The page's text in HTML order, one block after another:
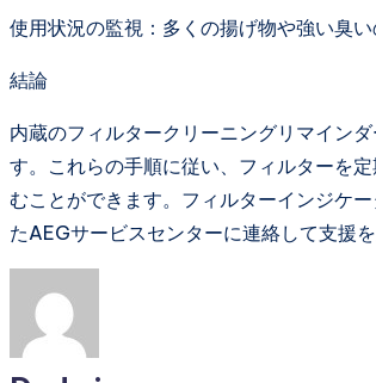
使用状況の監視：多くの揚げ物や強い臭
結論
内蔵のフィルタークリーニングリマイン
す。これらの手順に従い、フィルターを
むことができます。フィルターインジケ
たAEGサービスセンターに連絡して支援